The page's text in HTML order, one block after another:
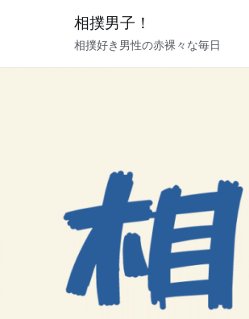
ス
相撲男子！
相撲好き男性の赤裸々な毎日